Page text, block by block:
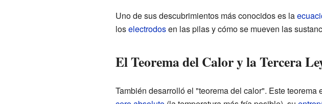
Uno de sus descubrimientos más conocidos es la
loselectrodosen las pilas y cómo se mueven las
El Teorema del Calor y la Tercera
También desarrolló el "teorema del calor". Este teorema